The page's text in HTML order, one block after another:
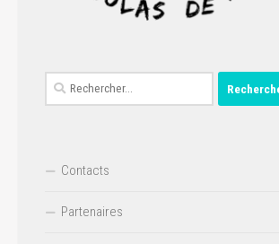
Rechercher :
Contacts
Partenaires